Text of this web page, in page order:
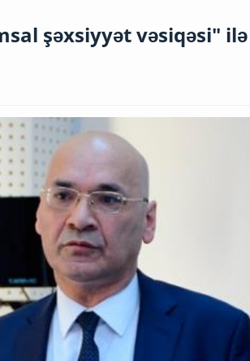
şəxsiyyət vəsiqəsi"